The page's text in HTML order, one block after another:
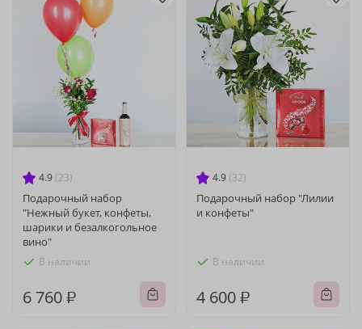
4.9 (23)
Подарочный набор
"Нежный букет, конфеты,
шарики и безалкогольное
вино"
В наличии
6 760 ₽
4.9 (32)
Подарочный набор "Лилии
и конфеты"
В наличии
4 600 ₽